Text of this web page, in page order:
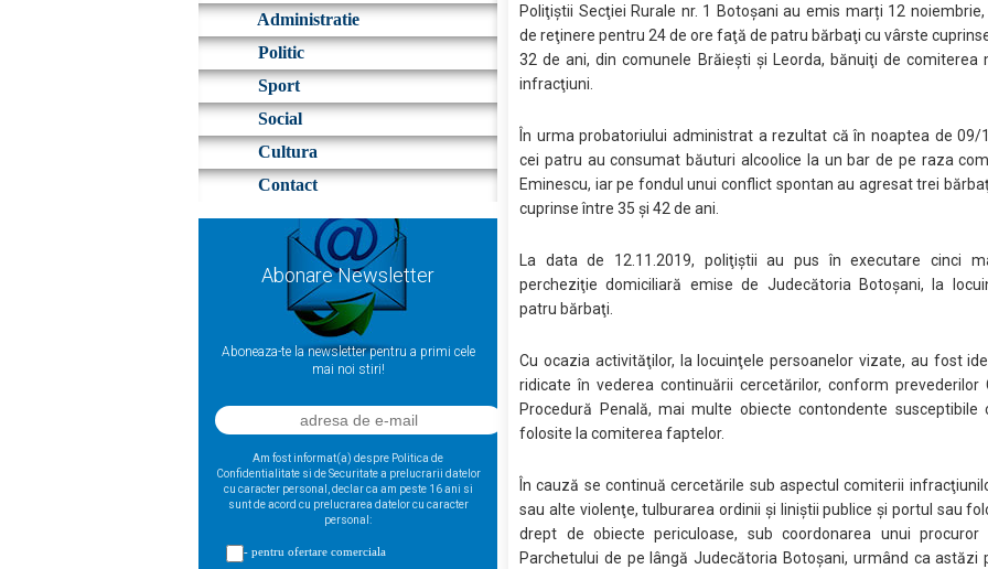
Administratie
Politic
Sport
Social
Cultura
Contact
Abonare Newsletter
Aboneaza-te la newsletter pentru a primi cele
mai noi stiri!
Am fost informat(a) despre Politica de
Confidentialitate si de Securitate a prelucrarii datelor
cu caracter personal, declar ca am peste 16 ani si
sunt de acord cu prelucrarea datelor cu caracter
personal:
- pentru ofertare comerciala
Poliţiştii Secţiei Rurale nr. 1 Botoşani au emis marți 12
de reţinere pentru 24 de ore faţă de patru bărbaţi cu vârste
32 de ani, din comunele Brăieşti şi Leorda, bănuiţi de comiterea
infracţiuni.
În urma probatoriului administrat a rezultat că în noaptea de 09/
cei patru au consumat băuturi alcoolice la un bar de pe raza
Eminescu, iar pe fondul unui conflict spontan au agresat trei
cuprinse între 35 şi 42 de ani.
La data de 12.11.2019, poliţiştii au pus în executare cinci
percheziţie domiciliară emise de Judecătoria Botoşani, la
patru bărbaţi.
Cu ocazia activităţilor, la locuinţele persoanelor vizate, au fost
ridicate în vederea continuării cercetărilor, conform prevederilor
Procedură Penală, mai multe obiecte contondente
folosite la comiterea faptelor.
În cauză se continuă cercetările sub aspectul comiterii
sau alte violenţe, tulburarea ordinii şi liniştii publice şi portul sau
drept de obiecte periculoase, sub coordonarea unui procuror
Parchetului de pe lângă Judecătoria Botoşani, urmând ca astăzi